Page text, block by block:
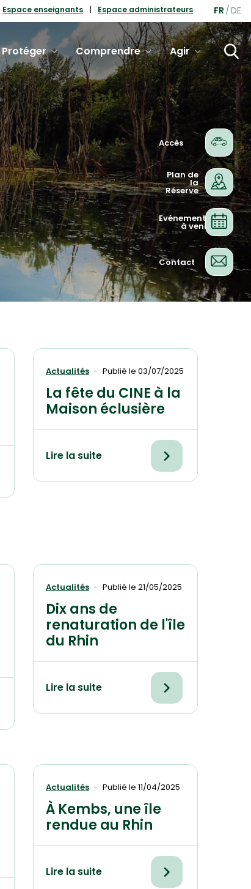
Espace enseignants Espace administrateurs FR DE
Protéger Comprendre Agir
Actualités Publié le 03/07/2025
La fête du CINE à la
Maison éclusière
Lire la suite
Actualités Publié le 21/05/2025
Dix ans de
renaturation de l'île
du Rhin
Lire la suite
Actualités Publié le 11/04/2025
À Kembs, une île
rendue au Rhin
Lire la suite
Accès
Plan de
la
Réserve
Evénements
à venir
Contact